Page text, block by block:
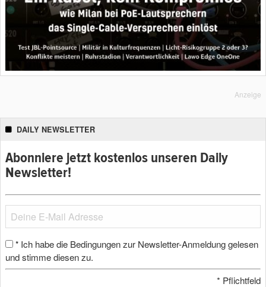
Anzeige
DAILY NEWSLETTER
Abonniere jetzt kostenlos unseren Daily
Newsletter!
* Ich habe die Bedingungen zur Newsletter-Anmeldung gelesen
und stimme diesen zu.
* Pflichtfeld